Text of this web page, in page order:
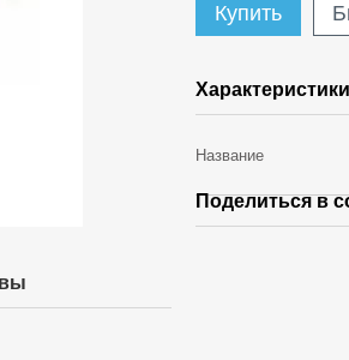
Купить
Характеристики
Название
Поделиться в